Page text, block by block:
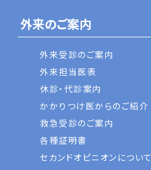
外来のご案内
外来受診のご案内
外来担当医表
休診・代診案内
かかりつけ医からのご紹介
救急受診のご案内
各種証明書
セカンドオピニオンについて